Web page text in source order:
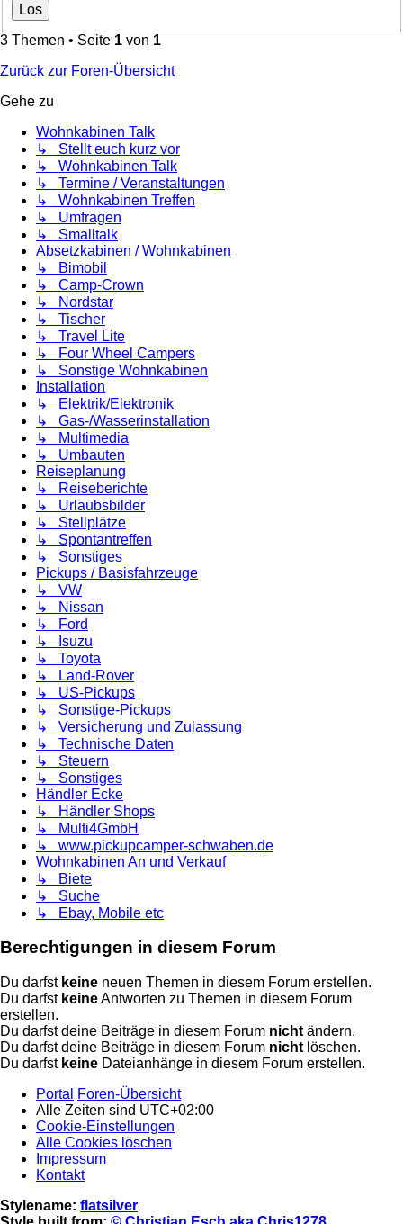
3 Themen • Seite 1 von 1
Zurück zur Foren-Übersicht
Gehe zu
Wohnkabinen Talk
↳ Stellt euch kurz vor
↳ Wohnkabinen Talk
↳ Termine / Veranstaltungen
↳ Wohnkabinen Treffen
↳ Umfragen
↳ Smalltalk
Absetzkabinen / Wohnkabinen
↳ Bimobil
↳ Camp-Crown
↳ Nordstar
↳ Tischer
↳ Travel Lite
↳ Four Wheel Campers
↳ Sonstige Wohnkabinen
Installation
↳ Elektrik/Elektronik
↳ Gas-/Wasserinstallation
↳ Multimedia
↳ Umbauten
Reiseplanung
↳ Reiseberichte
↳ Urlaubsbilder
↳ Stellplätze
↳ Spontantreffen
↳ Sonstiges
Pickups / Basisfahrzeuge
↳ VW
↳ Nissan
↳ Ford
↳ Isuzu
↳ Toyota
↳ Land-Rover
↳ US-Pickups
↳ Sonstige-Pickups
↳ Versicherung und Zulassung
↳ Technische Daten
↳ Steuern
↳ Sonstiges
Händler Ecke
↳ Händler Shops
↳ Multi4GmbH
↳ www.pickupcamper-schwaben.de
Wohnkabinen An und Verkauf
↳ Biete
↳ Suche
↳ Ebay, Mobile etc
Berechtigungen in diesem Forum
Du darfst keine neuen Themen in diesem Forum erstellen.
Du darfst keineAntworten zu Themen in diesem Forum
erstellen.
Du darfst deine Beiträge in diesem Forum nicht ändern.
Du darfst deine Beiträge in diesem Forum nicht löschen.
Du darfst keine Dateianhänge in diesem Forum erstellen.
Portal
Foren-Übersicht
Alle Zeiten sind UTC+02:00
Cookie-Einstellungen
Alle Cookies löschen
Impressum
Kontakt
Stylename: flatsilver